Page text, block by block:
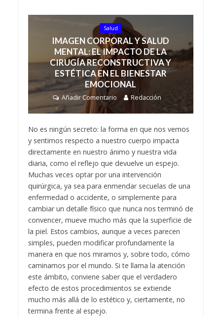
Salud
IMAGEN CORPORAL Y SALUD
MENTAL: EL IMPACTO DE LA
CIRUGÍA RECONSTRUCTIVA Y
ESTÉTICA EN EL BIENESTAR
EMOCIONAL
Añadir Comentario Redacción
No es ningún secreto: la forma en que nos vemos
y sentimos respecto a nuestro cuerpo impacta
directamente en nuestro ánimo y nuestra vida
diaria, como el reflejo que devuelve un espejo.
Muchas veces optar por una intervención
quirúrgica, ya sea para enmendar secuelas de una
enfermedad o accidente, o simplemente para
cambiar un detalle físico que nunca nos terminó de
convencer, mueve mucho más que la superficie de
la piel. Estos cambios, aunque a veces parecen
simples, pueden modificar profundamente la
manera en que nos miramos y, sobre todo, cómo
caminamos por el mundo. Si te llama la atención
este ámbito, conviene saber que el verdadero
efecto de estos procedimientos se extiende
mucho más allá de lo estético y, ciertamente, no
termina frente al espejo.